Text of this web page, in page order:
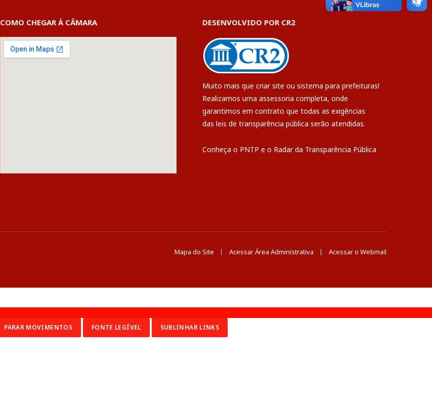
COMO CHEGAR À CÂMARA DESENVOLVIDO POR CR2
Muito mais que criar site ou sistema para prefeituras!
Realizamos uma assessoria completa, onde
garantimos em contrato que todas as exigências
das leis de transparência pública serão atendidas.
Conheça o PNTP e o Radar da Transparência Pública
Mapa do Site Acessar Área Administrativa Acessar o Webmail
PARAR MOVIMENTOS FONTE LEGÍVEL SUBLINHAR LINKS